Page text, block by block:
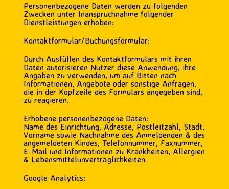
Personenbezogene Daten werden zu folgenden
Zwecken unter Inanspruchnahme folgender
Dienstleistungen erhoben:
Kontaktformular/Buchungsformular:
Durch Ausfüllen des Kontaktformulars mit ihren
Daten autorisieren Nutzer diese Anwendung, ihre
Angaben zu verwenden, um auf Bitten nach
Informationen, Angebote oder sonstige Anfragen,
die in der Kopfzeile des Formulars angegeben sind,
zu reagieren.
Erhobene personenbezogene Daten:
Name des Einrichtung, Adresse, Postleitzahl, Stadt,
Vorname sowie Nachnahme des Anmeldenden & des
angemeldeten Kindes, Telefonnummer, Faxnummer,
E-Mail und Informationen zu Krankheiten, Allergien
& Lebensmittelunverträglichkeiten.
Google Analytics: